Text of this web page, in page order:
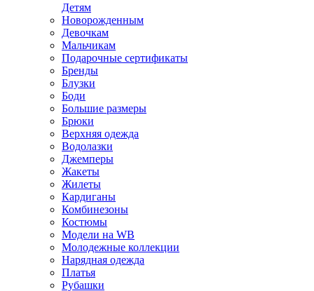
Детям
Новорожденным
Девочкам
Мальчикам
Подарочные сертификаты
Бренды
Блузки
Боди
Большие размеры
Брюки
Верхняя одежда
Водолазки
Джемперы
Жакеты
Жилеты
Кардиганы
Комбинезоны
Костюмы
Модели на WB
Молодежные коллекции
Нарядная одежда
Платья
Рубашки